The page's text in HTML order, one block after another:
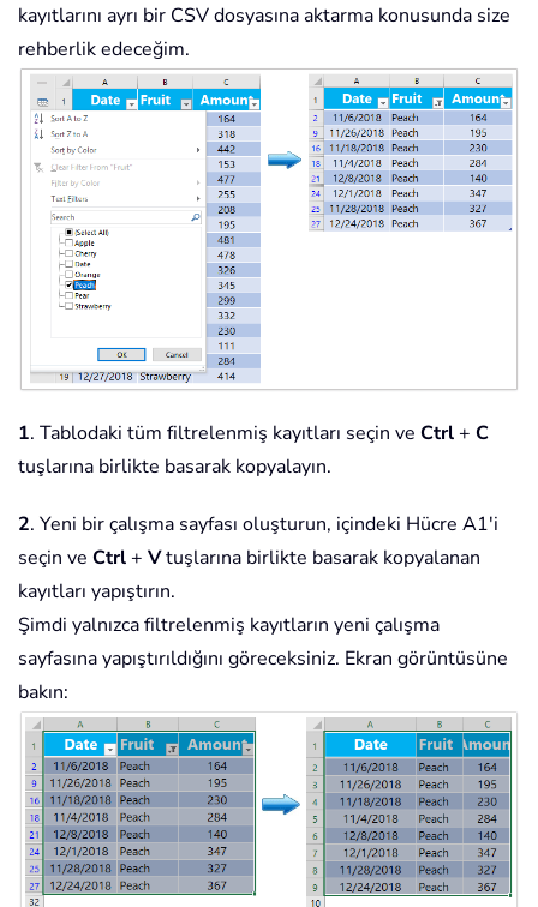
kayıtlarını ayrı bir CSV dosyasına aktarma konusunda size
rehberlik edeceğim.
1. Tablodaki tüm filtrelenmiş kayıtları seçin ve Ctrl+ C
tuşlarına birlikte basarak kopyalayın.
2. Yeni bir çalışma sayfası oluşturun, içindeki Hücre A1'i
seçin ve Ctrl+ Vtuşlarına birlikte basarak kopyalanan
kayıtları yapıştırın.
Şimdi yalnızca filtrelenmiş kayıtların yeni çalışma
sayfasına yapıştırıldığını göreceksiniz. Ekran görüntüsüne
bakın: